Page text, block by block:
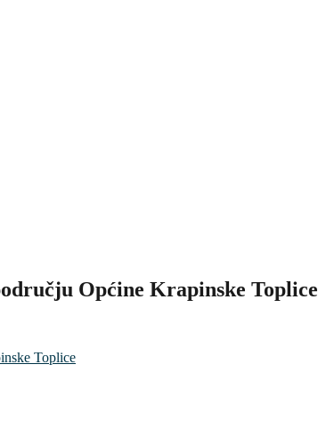
Općine Krapinske Toplice
Toplice